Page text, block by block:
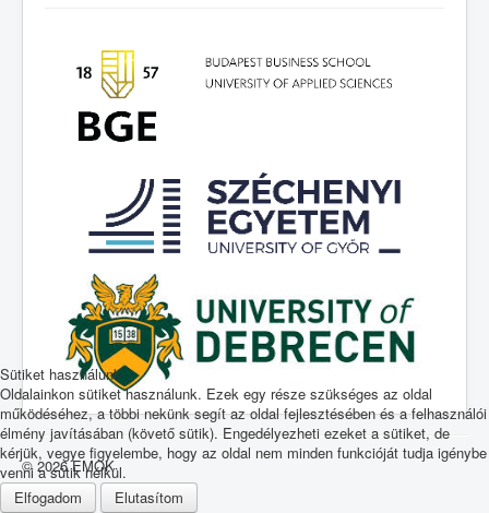
© 2026 EMOK
Sütiket használunk
Oldalainkon sütiket használunk. Ezek egy része szükséges az oldal
működéséhez, a többi nekünk segít az oldal fejlesztésében és a felhasználói
élmény javításában (követő sütik). Engedélyezheti ezeket a sütiket, de
kérjük, vegye figyelembe, hogy az oldal nem minden funkcióját tudja igénybe
venni a sütik nélkül.
Elfogadom
Elutasítom